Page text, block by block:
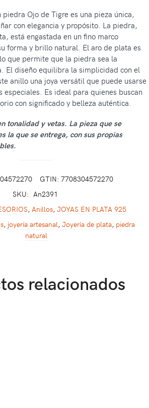
Ojo de Tigre es una pieza única,
con elegancia y propósito. La piedra,
está engastada en un fino marco
forma y brillo natural. El aro de plata es
que permite que la piedra sea la
El diseño equilibra la simplicidad con el
anillo una joya versátil que puede usarse
especiales. Es ideal para quienes buscan
con significado y belleza auténtica.
tonalidad y vetas. La pieza que se
la que se entrega, con sus propias
GTIN: 7708304572270
SKU: An2391
, Anillos, JOYAS EN PLATA 925
, joyería artesanal, Joyería de plata, piedra
natural
relacionados